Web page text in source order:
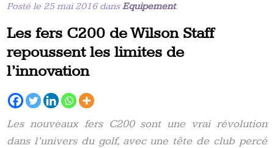
Posté le 25 mai 2016 dansEquipement.
Les fers C200 de Wilson Staff
repoussent les limites de
l’innovation
Les nouveaux fers C200 sont une vrai révolution
dans l’univers du golf, avec une tête de club percé